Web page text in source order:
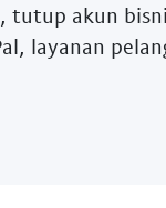
tutup akun
layanan